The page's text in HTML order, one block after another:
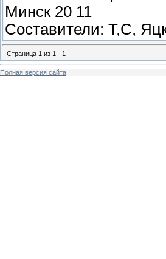
Минск 20 11
Составители: Т,С,
Страница 1 из 1 1
Полная версия сайта